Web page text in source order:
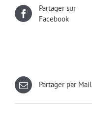
Partager sur
Facebook
Partager par Mail